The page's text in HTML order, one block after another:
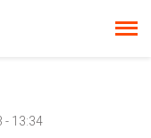
- 13:34